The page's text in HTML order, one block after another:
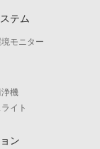
テム
モニター
機
イト
ン